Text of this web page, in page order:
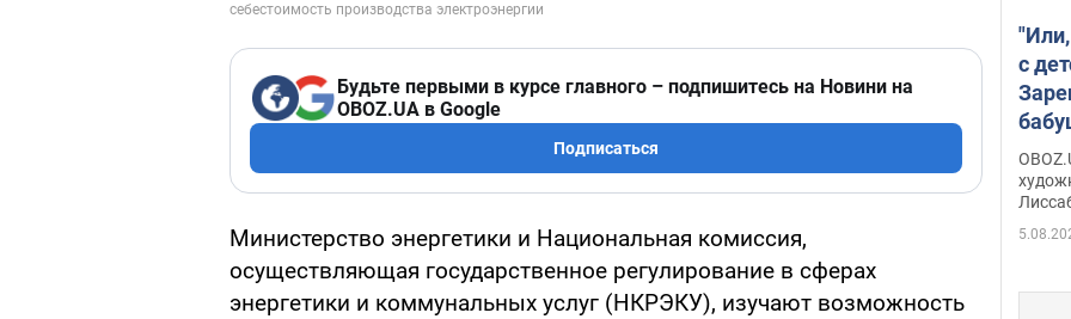
Будьте первыми в курсе главного – подпишитесь на Новини на
OBOZ.UA в Google
Подписаться
Министерство энергетики и Национальная комиссия,
осуществляющая государственное регулирование в сферах
энергетики и коммунальных услуг (НКРЭКУ), изучают возможность
с
сына